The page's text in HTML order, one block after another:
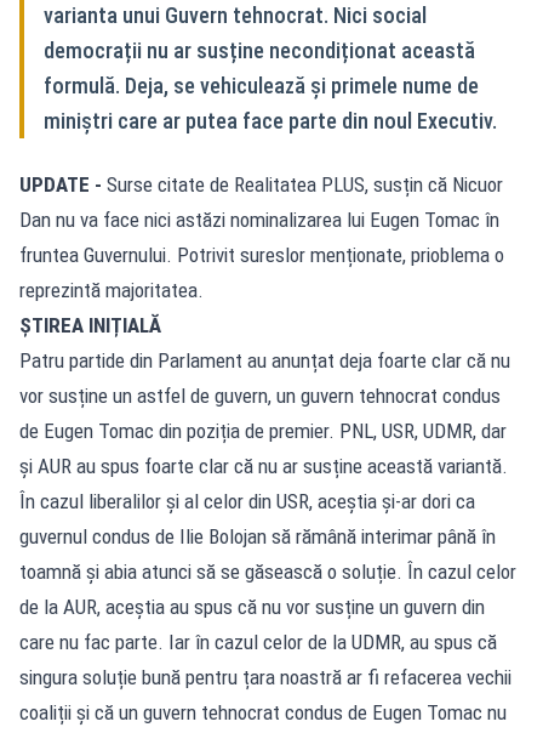
varianta unui Guvern tehnocrat. Nici social
democrații nu ar susține necondiționat această
formulă. Deja, se vehiculează și primele nume de
miniștri care ar putea face parte din noul Executiv.
UPDATE - Surse citate de Realitatea PLUS, susțin că Nicuor
Dan nu va face nici astăzi nominalizarea lui Eugen Tomac în
fruntea Guvernului. Potrivit sureslor menționate, prioblema o
reprezintă majoritatea.
ȘTIREA INIȚIALĂ
Patru partide din Parlament au anunțat deja foarte clar că nu
vor susține un astfel de guvern, un guvern tehnocrat condus
de Eugen Tomac din poziția de premier. PNL, USR, UDMR, dar
și AUR au spus foarte clar că nu ar susține această variantă.
În cazul liberalilor și al celor din USR, aceștia și-ar dori ca
guvernul condus de Ilie Bolojan să rămână interimar până în
toamnă și abia atunci să se găsească o soluție. În cazul celor
de la AUR, aceștia au spus că nu vor susține un guvern din
care nu fac parte. Iar în cazul celor de la UDMR, au spus că
singura soluție bună pentru țara noastră ar fi refacerea vechii
coaliții și că un guvern tehnocrat condus de Eugen Tomac nu